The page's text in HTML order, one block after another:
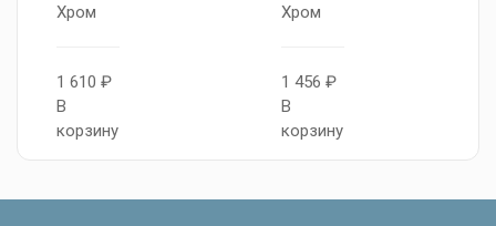
Хром
1 610 ₽
В
корзину
Хром
1 456 ₽
В
корзину